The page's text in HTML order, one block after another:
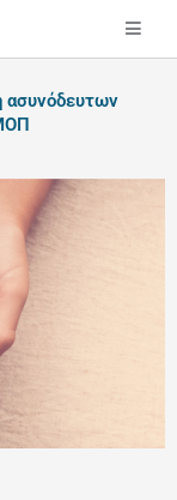
ασυνόδευτων